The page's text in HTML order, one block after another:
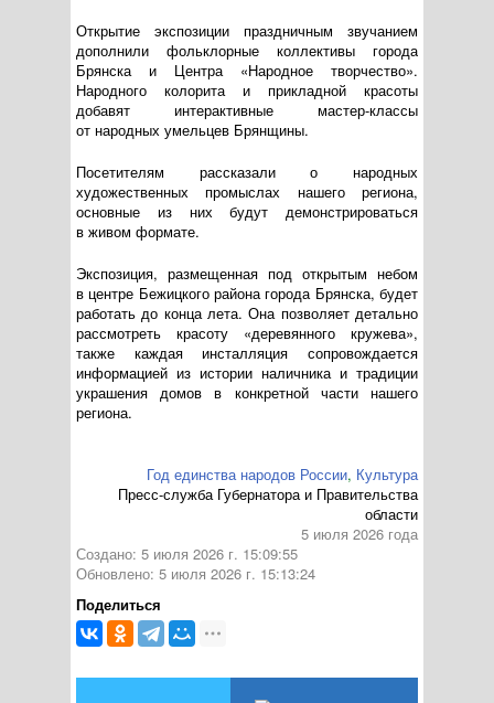
Открытие экспозиции праздничным звучанием
дополнили фольклорные коллективы города
Брянска и Центра «Народное творчество».
Народного колорита и прикладной красоты
добавят интерактивные мастер-классы
от народных умельцев Брянщины.
Посетителям рассказали о народных
художественных промыслах нашего региона,
основные из них будут демонстрироваться
в живом формате.
Экспозиция, размещенная под открытым небом
в центре Бежицкого района города Брянска, будет
работать до конца лета. Она позволяет детально
рассмотреть красоту «деревянного кружева»,
также каждая инсталляция сопровождается
информацией из истории наличника и традиции
украшения домов в конкретной части нашего
региона.
Год единства народов России, Культура
Пресс-служба Губернатора и Правительства
области
5 июля 2026 года
Создано: 5 июля 2026 г. 15:09:55
Обновлено: 5 июля 2026 г. 15:13:24
Поделиться